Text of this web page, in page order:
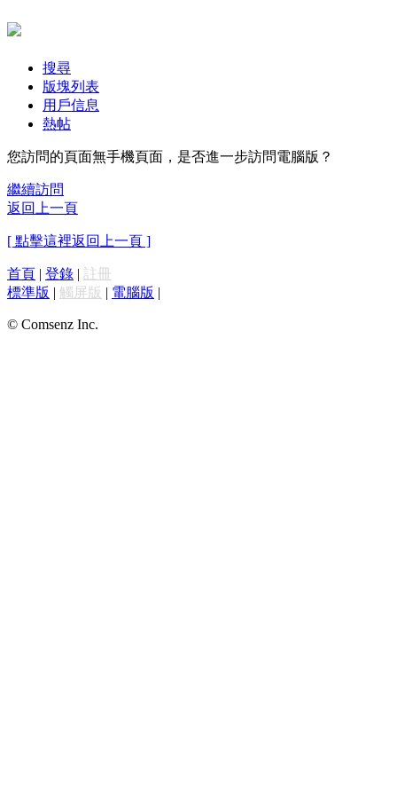
搜尋
版塊列表
用戶信息
熱帖
您訪問的頁面無手機頁面，是否進一步訪問電腦版？
繼續訪問
返回上一頁
[ 點擊這裡返回上一頁 ]
首頁 | 登錄 | 註冊
標準版 | 觸屏版 | 電腦版 |
© Comsenz Inc.